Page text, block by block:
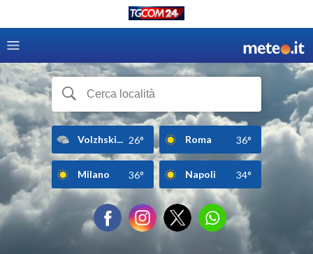
Volzhski... 26° Roma 36°
Milano 36° Napoli 34°